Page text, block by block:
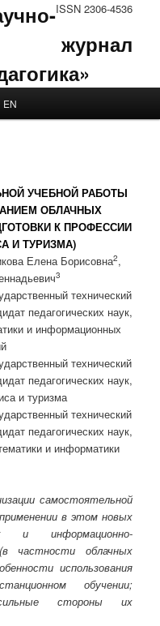
ISSN 2306-4536
журнал
EN
УЧЕБНОЙ РАБОТЫ
ОБЛАЧНЫХ
К ПРОФЕССИИ
И ТУРИЗМА)
Елена Борисовна2,
3
технический
педагогических наук,
и информационных
технический
педагогических наук,
и туризма
технический
педагогических наук,
и информатики
самостоятельной
в этом новых
и информационно-
частности облачных
использования
обучении;
стороны их